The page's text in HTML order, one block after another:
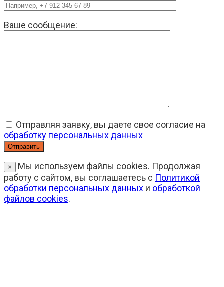
Ваше сообщение:
Отправляя заявку, вы даете свое согласие на
обработку персональных данных
×
Мы используем файлы cookies. Продолжая
работу с сайтом, вы соглашаетесь с Политикой
обработки персональных данных и обработкой
файлов cookies.